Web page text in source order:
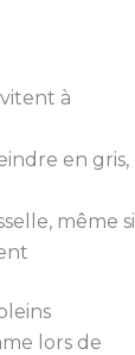
à
en gris,
même si
lors de